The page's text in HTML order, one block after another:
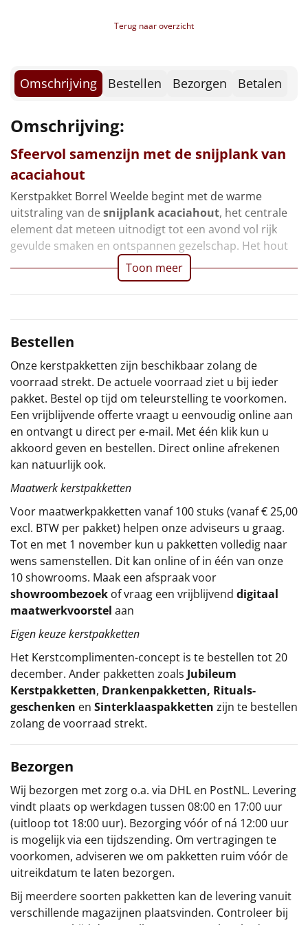
Slowcooker POPULAIR
Deken (fleece plaid)
Alle artikelen
Overige
Ideeën
Personeel
Doe het zelf
Particulier
Kerstgeschenken 2026
Relatiegeschenken
Cadeaubon
Per stuk
Alle overige
Terug naar overzicht
Omschrijving Bestellen Bezorgen Betalen
Omschrijving:
Sfeervol samenzijn met de snijplank van
acaciahout
Kerstpakket Borrel Weelde begint met de warme
uitstraling van desnijplank acaciahout, het centrale
element dat meteen uitnodigt tot een avond vol rijk
gevulde smaken en ontspannen gezelschap. Het hout
Toon meer
Bestellen
Onze kerstpakketten zijn beschikbaar zolang de
voorraad strekt. De actuele voorraad ziet u bij ieder
pakket. Bestel op tijd om teleurstelling te voorkomen.
Een vrijblijvende offerte vraagt u eenvoudig online aan
en ontvangt u direct per e-mail. Met één klik kun u
akkoord geven en bestellen. Direct online afrekenen
kan natuurlijk ook.
Maatwerk kerstpakketten
Voor maatwerkpakketten vanaf 100 stuks (vanaf € 25,00
excl. BTW per pakket) helpen onze adviseurs u graag.
Tot en met 1 november kun u pakketten volledig naar
wens samenstellen. Dit kan online of in één van onze
10 showrooms. Maak een afspraak voor
showroombezoek of vraag een vrijblijvend digitaal
maatwerkvoorstel aan
Eigen keuze kerstpakketten
Het Kerstcomplimenten-concept is te bestellen tot 20
december. Ander pakketten zoals Jubileum
Kerstpakketten, Drankenpakketten, Rituals-
geschenken en Sinterklaaspakketten zijn te bestellen
zolang de voorraad strekt.
Bezorgen
Wij bezorgen met zorg o.a. via DHL en PostNL. Levering
vindt plaats op werkdagen tussen 08:00 en 17:00 uur
(uitloop tot 18:00 uur). Bezorging vóór of ná 12:00 uur
is mogelijk via een tijdszending. Om vertragingen te
voorkomen, adviseren we om pakketten ruim vóór de
uitreikdatum te laten bezorgen.
Bij meerdere soorten pakketten kan de levering vanuit
verschillende magazijnen plaatsvinden. Controleer bij